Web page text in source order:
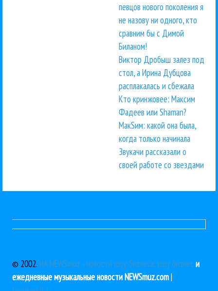
певцов нового поколения я
не назову ни одного, кто
сравним бы с Димой
Биланом!
Виктор Дробыш залез под
стол, а Ирина Дубцова
расплакалась и сбежала
Кто кринжовее: Максим
Фадеев или Shaman?
МакSим: какой она была,
когда только начинала
Звукачи рассказали о
своей работе со звездами
© 2002. ИА NEWSmuz - новости шоу бизнеса, шоу бизнеси
ежедневные музыкальные новости NEWSmuz.com|